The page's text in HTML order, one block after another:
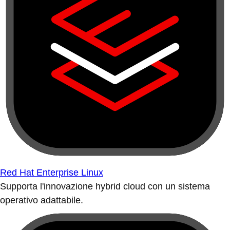
Red Hat Enterprise Linux
Supporta l'innovazione hybrid cloud con un sistema
operativo adattabile.